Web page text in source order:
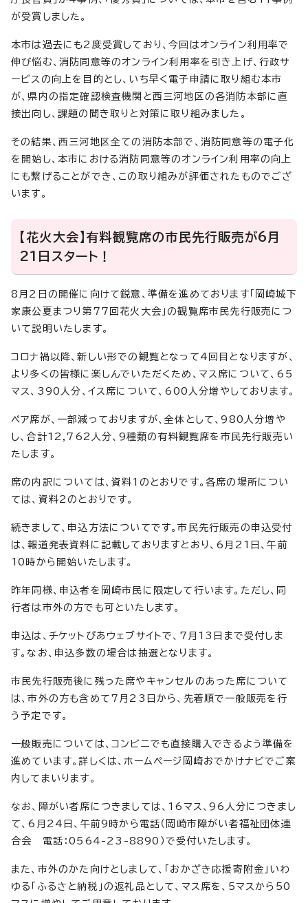
が受賞しました。
本市は過去にも2度受賞しており、今回はオンライン利用率で
伸び悩む、消防同意等のオンライン利用率を引き上げ、行政サ
ービスの向上を目的とし、いち早く電子申請に取り組む本市
が、県内の指定確認検査機関と西三河地区の各消防本部に直
接出向し、課題の聞き取りと対策に取り組みました。
その結果、西三河地区全ての消防本部で、消防同意等の電子化
を開始し、本市における消防同意等のオンライン利用率の向上
にも繋げることができ、この取り組みが評価されたものでござ
います。
【花火大会】有料観覧席の市民先行販売が6月
21日スタート！
8月2日の開催に向けて鋭意、準備を進めております「岡崎城下
家康公夏まつり第77回花火大会」の観覧席市民先行販売につ
いて説明いたします。
コロナ禍以降、新しい形での観覧となって4回目となりますが、
より多くの皆様に楽しんでいただくため、マス席について、65
マス、390人分、イス席について、600人分増やしております。
ペア席が、一部減っておりますが、全体として、980人分増や
し、合計12,762人分、9種類の有料観覧席を市民先行販売い
たします。
席の内訳については、資料1のとおりです。各席の場所につい
ては、資料2のとおりです。
続きまして、申込方法についてです。市民先行販売の申込受付
は、報道発表資料に記載しておりますとおり、6月21日、午前
10時から開始いたします。
昨年同様、申込者を岡崎市民に限定して行います。ただし、同
行者は市外の方でも可といたします。
申込は、チケットぴあウェブサイトで、7月13日まで受付しま
す。なお、申込多数の場合は抽選となります。
市民先行販売後に残った席やキャンセルのあった席について
は、市外の方も含めて7月23日から、先着順で一般販売を行
う予定です。
一般販売については、コンビニでも直接購入できるよう準備を
進めています。詳しくは、ホームページ岡崎おでかけナビでご案
内してまいります。
なお、障がい者席につきましては、16マス、96人分につきまし
て、6月24日、午前9時から電話（岡崎市障がい者福祉団体連
合会 電話：0564-23-8890）で受付いたします。
また、市外のかた向けとしまして、「おかざき応援寄附金」いわ
ゆる「ふるさと納税」の返礼品として、マス席を、5マスから50